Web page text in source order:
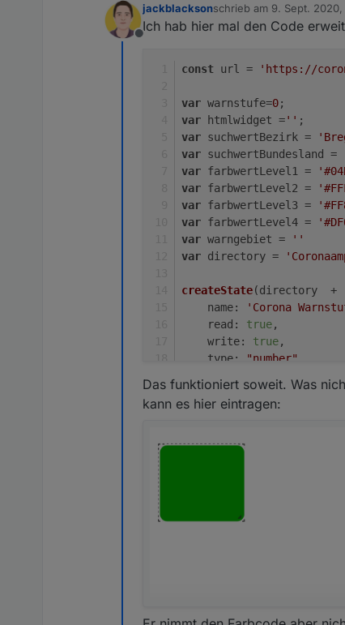
Offline
jackblacksonschrieb am 9. Sept. 2020,
zuletzt editiert von
Ich hab hier mal den Code
const url = 'https://
var warnstufe=0;
var htmlwidget ='' ;
var suchwertBezirk =
var suchwertBundesland =
var farbwertLevel1 =
var farbwertLevel2 =
var farbwertLevel3 =
var farbwertLevel4 =
var warngebiet =
''
var directory =
createState(directory  +
name: 'Corona
read : true,
write: true,
type: "number"
});
name:
Das funktioniert soweit. Was
kann es hier eintragen: